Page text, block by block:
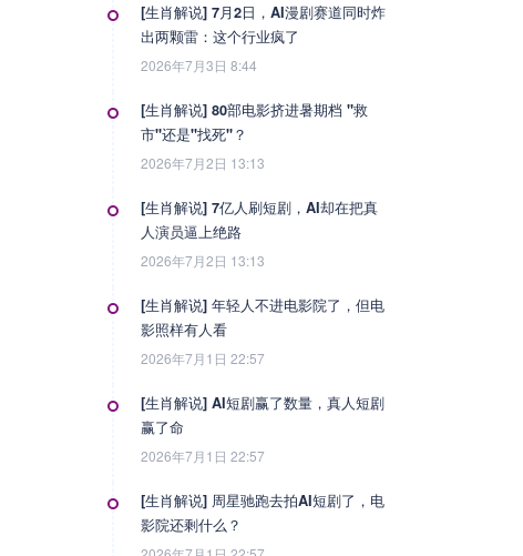
[生肖解说] 7月2日，AI漫剧赛道同时炸
出两颗雷：这个行业疯了
2026年7月3日 8:44
[生肖解说] 80部电影挤进暑期档 "救
市"还是"找死"？
2026年7月2日 13:13
[生肖解说] 7亿人刷短剧，AI却在把真
人演员逼上绝路
2026年7月2日 13:13
[生肖解说] 年轻人不进电影院了，但电
影照样有人看
2026年7月1日 22:57
[生肖解说] AI短剧赢了数量，真人短剧
赢了命
2026年7月1日 22:57
[生肖解说] 周星驰跑去拍AI短剧了，电
影院还剩什么？